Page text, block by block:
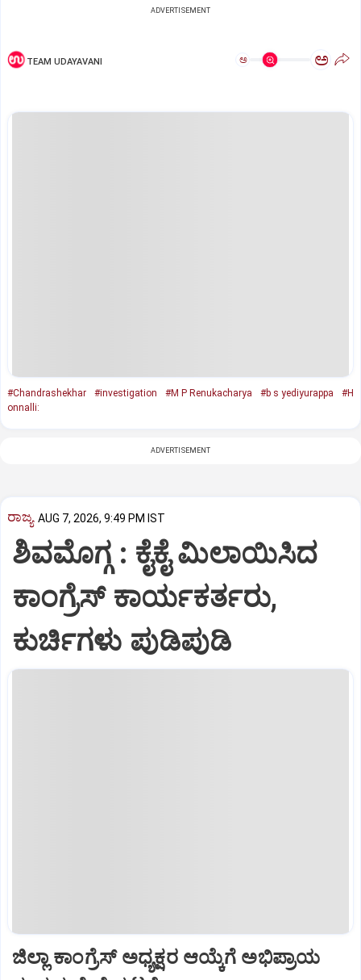
ADVERTISEMENT
TEAM UDAYAVANI ಅ ಅ
#Chandrashekhar #investigation #M P Renukacharya #b s yediyurappa
#H
onnalli:
ADVERTISEMENT
ರಾಜ್ಯ AUG 7, 2026, 9:49 PM IST
ಶಿವಮೊಗ್ಗ : ಕೈಕೈ ಮಿಲಾಯಿಸಿದ
ಕಾಂಗ್ರೆಸ್ ಕಾರ್ಯಕರ್ತರು,
ಕುರ್ಚಿಗಳು ಪುಡಿಪುಡಿ
ಜಿಲ್ಲಾ ಕಾಂಗ್ರೆಸ್ ಅಧ್ಯಕ್ಷರ ಆಯ್ಕೆಗೆ ಅಭಿಪ್ರಾಯ